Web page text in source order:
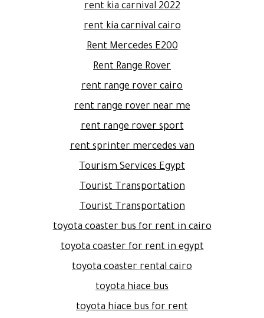
rent kia carnival 2022
rent kia carnival cairo
Rent Mercedes E200
Rent Range Rover
rent range rover cairo
rent range rover near me
rent range rover sport
rent sprinter mercedes van
Tourism Services Egypt
Tourist Transportation
Tourist Transportation
toyota coaster bus for rent in cairo
toyota coaster for rent in egypt
toyota coaster rental cairo
toyota hiace bus
toyota hiace bus for rent